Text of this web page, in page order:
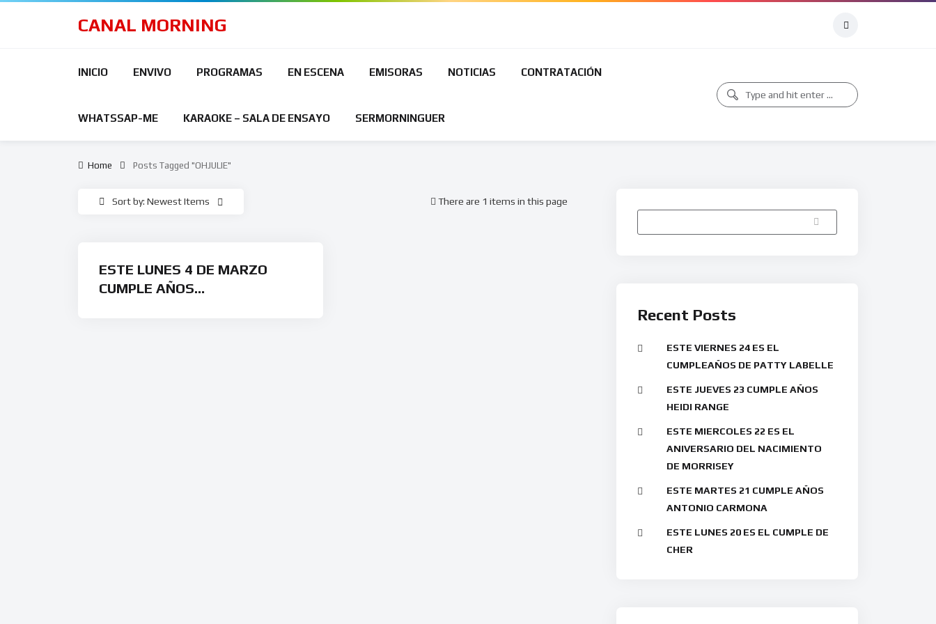
CANAL MORNING
INICIO ENVIVO PROGRAMAS EN ESCENA EMISORAS NOTICIAS CONTRATACIÓN
WHATSSAP-ME KARAOKE – SALA DE ENSAYO SERMORNINGUER
Home Posts Tagged "OHJULIE"
Sort by: Newest Items There are 1 items in this page
ESTE LUNES 4 DE MARZO
CUMPLE AÑOS
Buscar
Recent Posts
ESTE VIERNES 24 ES EL
CUMPLEAÑOS DE PATTY LABELLE
ESTE JUEVES 23 CUMPLE AÑOS
HEIDI RANGE
ESTE MIERCOLES 22 ES EL
ANIVERSARIO DEL NACIMIENTO
DE MORRISEY
ESTE MARTES 21 CUMPLE AÑOS
ANTONIO CARMONA
ESTE LUNES 20 ES EL CUMPLE DE
CHER